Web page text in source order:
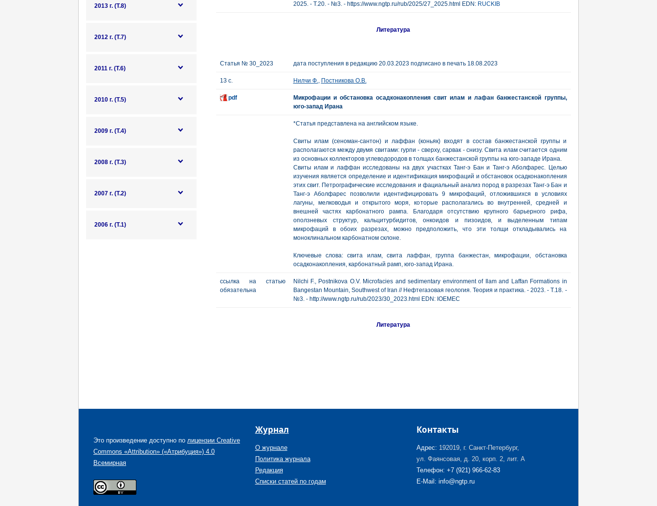
2013 г. (Т.8)
2012 г. (Т.7)
2011 г. (Т.6)
2010 г. (Т.5)
2009 г. (Т.4)
2008 г. (Т.3)
2007 г. (Т.2)
2006 г. (Т.1)
2025. - Т.20. - №3. - https://www.ngtp.ru/rub/2025/27_2025.html EDN: RUCKIB
Литература
Статья № 30_2023 дата поступления в редакцию 20.03.2023 подписано в печать 18.08.2023
13 с. Нилчи Ф., Постникова О.В.
pdf
Микрофации и обстановка осадконакопления свит илам и лафан банжестанской группы,
юго-запад Ирана
*Статья представлена на английском языке.
Свиты илам (сеноман-сантон) и лаффан (коньяк) входят в состав банжестанской группы и
располагаются между двумя свитами: гурпи - сверху, сарвак - снизу. Свита илам считается одним
из основных коллекторов углеводородов в толщах банжестанской группы на юго-западе Ирана.
Свиты илам и лаффан исследованы на двух участках Танг-э Бан и Танг-э Аболфарес. Целью
изучения является определение и идентификация микрофаций и обстановок осадконакопления
этих свит. Петрографические исследования и фациальный анализ пород в разрезах Танг-э Бан и
Танг-э Аболфарес позволили идентифицировать 9 микрофаций, отложившихся в условиях
лагуны, мелководья и открытого моря, которые располагались во внутренней, средней и
внешней частях карбонатного рампа. Благодаря отсутствию крупного барьерного рифа,
оползневых структур, кальцитурбидитов, онкоидов и пизоидов, и выделенным типам
микрофаций в обоих разрезах, можно предположить, что эти толщи откладывались на
моноклинальном карбонатном склоне.
Ключевые слова: свита илам, свита лаффан, группа банжестан, микрофации, обстановка
осадконакопления, карбонатный рамп, юго-запад Ирана.
ссылка на статью
обязательна
Nilchi F., Postnikova О.V. Microfacies and sedimentary environment of Ilam and Laffan Formations in
Bangestan Mountain, Southwest of Iran // Нефтегазовая геология. Теория и практика. - 2023. - Т.18. -
№3. - http://www.ngtp.ru/rub/2023/30_2023.html EDN: IOEMEC
Литература
Это произведение доступно по лицензии Creative
Commons «Attribution» («Атрибуция») 4.0
Всемирная
Журнал
О журнале
Политика журнала
Редакция
Списки статей по годам
Контакты
Адрес: 192019, г. Санкт-Петербург,
ул. Фаянсовая, д. 20, корп. 2, лит. А
Телефон: +7 (921) 966-62-83
E-Mail: info@ngtp.ru